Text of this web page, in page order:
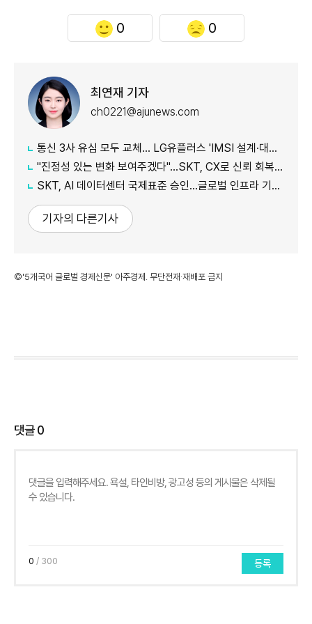
0 0
최연재 기자
ch0221@ajunews.com
통신 3사 유심 모두 교체… LG유플러스 'IMSI 설계·대응 시점' 놓고 갑론을박
"진정성 있는 변화 보여주겠다"…SKT, CX로 신뢰 회복 나선다
SKT, AI 데이터센터 국제표준 승인…글로벌 인프라 기준 제시
기자의 다른기사
©'5개국어 글로벌 경제신문' 아주경제. 무단전재·재배포 금지
댓글0
0 / 300 등록